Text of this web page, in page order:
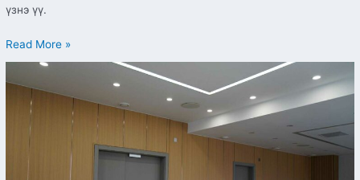
үзнэ үү.
Read More »
Төрийн
захиргааны
албан
тушаалын
тодорхойлолтыг